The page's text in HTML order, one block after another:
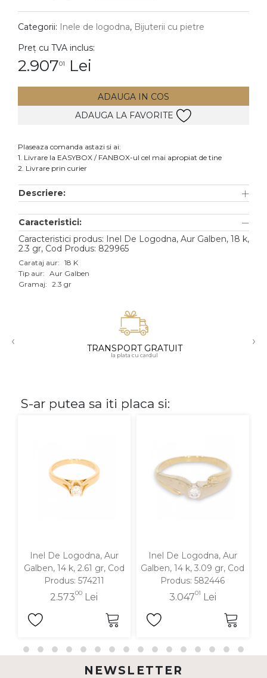
DIAMANTE Vezi toate
Cercei
Accesorii
Aur alb
Aur roz
Aur mixt
18K
Categorii: Inele de logodna, Bijuterii cu pietre
Preț cu TVA inclus:
2.90701 Lei
ADAUGA IN COS
ADAUGA LA FAVORITE
Plaseaza comanda astazi si ai:
1. Livrare la EASYBOX / FANBOX-ul cel mai apropiat de tine
2. Livrare prin curier
Descriere:
Caracteristici:
Caracteristici produs: Inel De Logodna, Aur Galben, 18 k,
2.3 gr, Cod Produs: 829965
Carataj aur: 18 K
Tip aur: Aur Galben
Gramaj: 2.3 gr
‹ TRANSPORT GRATUIT
la plata cu cardul
›
S-ar putea sa iti placa si:
Inel De Logodna, Aur
Galben, 14 k, 2.61 gr, Cod
Produs: 574211
2.57300 Lei
Inel De Logodna, Aur
Galben, 14 k, 3.09 gr, Cod
Produs: 582446
3.04701 Lei
NEWSLETTER